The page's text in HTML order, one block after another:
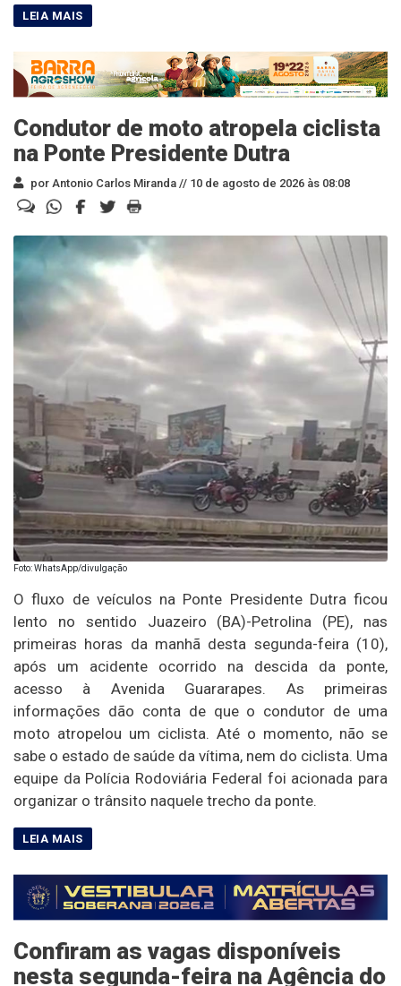
Condutor de moto atropela ciclista
na Ponte Presidente Dutra
por Antonio Carlos Miranda // 10 de agosto de 2026 às 08:08
Foto: WhatsApp/divulgação
O fluxo de veículos na Ponte Presidente Dutra ficou
lento no sentido Juazeiro (BA)-Petrolina (PE), nas
primeiras horas da manhã desta segunda-feira (10),
após um acidente ocorrido na descida da ponte,
acesso à Avenida Guararapes. As primeiras
informações dão conta de que o condutor de uma
moto atropelou um ciclista. Até o momento, não se
sabe o estado de saúde da vítima, nem do ciclista. Uma
equipe da Polícia Rodoviária Federal foi acionada para
organizar o trânsito naquele trecho da ponte.
Confiram as vagas disponíveis
nesta segunda-feira na Agência do